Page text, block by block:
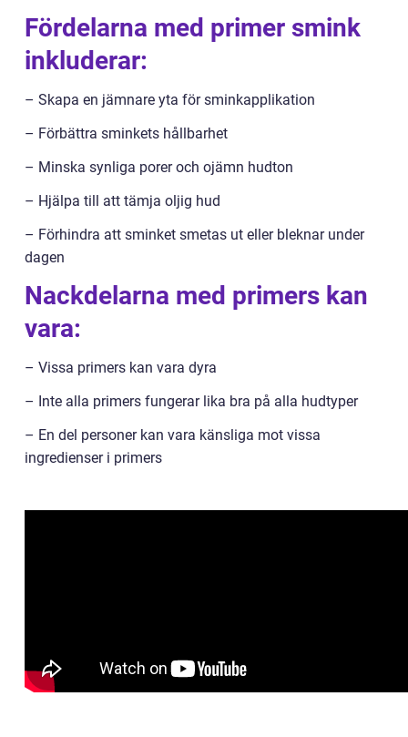
Fördelarna med primer smink
inkluderar:
– Skapa en jämnare yta för sminkapplikation
– Förbättra sminkets hållbarhet
– Minska synliga porer och ojämn hudton
– Hjälpa till att tämja oljig hud
– Förhindra att sminket smetas ut eller bleknar under
dagen
Nackdelarna med primers kan
vara:
– Vissa primers kan vara dyra
– Inte alla primers fungerar lika bra på alla hudtyper
– En del personer kan vara känsliga mot vissa
ingredienser i primers